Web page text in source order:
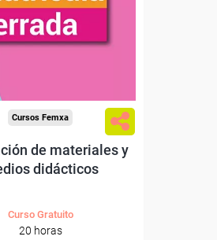
Cursos Femxa
de materiales y
didácticos
Curso Gratuito
20 horas